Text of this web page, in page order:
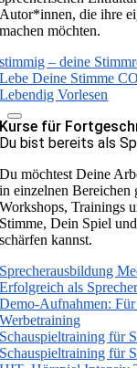
Autor*innen, die ihre
machen möchten.
stimmig – deine
Lebe Deine Stimme
Lebendig Vorlesen
Kurse für
Du bist bereits als
Du möchtest Deine
in einzelnen
Workshops, Trainings
Stimme, Dein Spiel
schärfen kannst.
Sprecherausbildung
Erfolgreich als
Demo-Aufnahmen:
Werbetraining
Schauspieltraining für
Schauspieltraining für